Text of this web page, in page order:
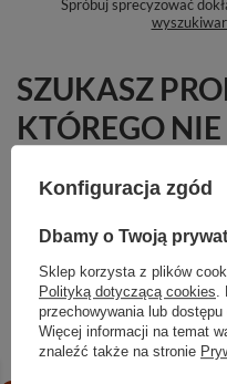
Spróbuj sprecyzować
SZUKASZ
KTÓREGO
naszym sklepie, możesz
zalogowany.
Konfiguracja zgód
Dbamy o Twoją
Sklep korzysta z plików
Polityką dotyczącą cookies
przechowywania lub
Więcej informacji na temat
znaleźć także na stronie